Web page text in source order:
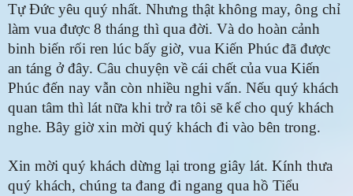
Tự Đức yêu quý nhất. Nhưng thật không may, ông chỉ
làm vua được 8 tháng thì qua đời. Và do hoàn cảnh
binh biến rối ren lúc bấy giờ, vua Kiến Phúc đã được
an táng ở đây. Câu chuyện về cái chết của vua Kiến
Phúc đến nay vẫn còn nhiều nghi vấn. Nếu quý khách
quan tâm thì lát nữa khi trở ra tôi sẽ kế cho quý khách
nghe. Bây giờ xin mời quý khách đi vào bên trong.
Xin mời quý khách dừng lại trong giây lát. Kính thưa
quý khách, chúng ta đang đi ngang qua hồ Tiểu